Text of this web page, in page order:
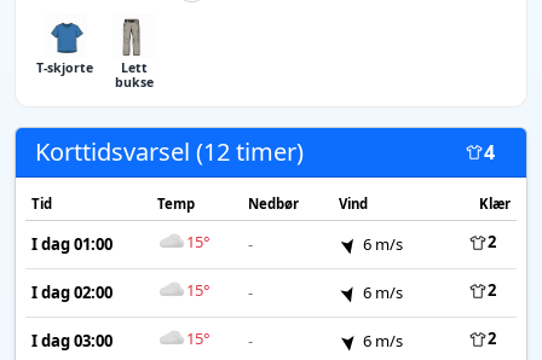
T-skjorte
Lett
bukse
Korttidsvarsel (12 timer) 4
Tid Temp Nedbør Vind Klær
I dag 01:00 15° - 6 m/s 2
I dag 02:00 15° - 6 m/s 2
I dag 03:00 15° - 6 m/s 2